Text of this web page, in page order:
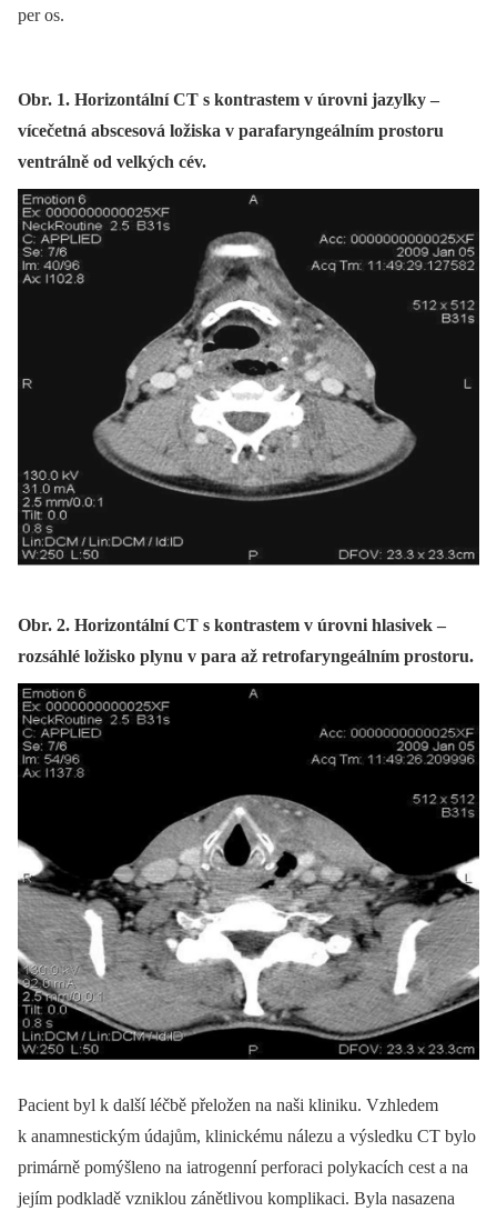
per os.
Obr. 1. Horizontální CT s kontrastem v úrovni jazylky –
vícečetná abscesová ložiska v parafaryngeálním prostoru
ventrálně od velkých cév.
Obr. 2. Horizontální CT s kontrastem v úrovni hlasivek –
rozsáhlé ložisko plynu v para až retrofaryngeálním prostoru.
Pacient byl k další léčbě přeložen na naši kliniku. Vzhledem
k anamnestickým údajům, klinickému nálezu a výsledku CT bylo
primárně pomýšleno na iatrogenní perforaci polykacích cest a na
jejím podkladě vzniklou zánětlivou komplikaci. Byla nasazena